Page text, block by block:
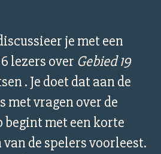
je met een
lezers over Gebied 19
. Je doet dat aan de
met vragen over de
begint met een korte
de spelers voorleest.